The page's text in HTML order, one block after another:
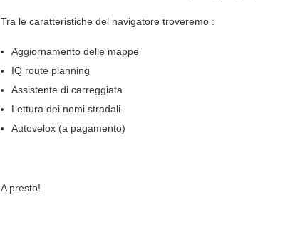
Tra le caratteristiche del navigatore troveremo :
Aggiornamento delle mappe
IQ route planning
Assistente di carreggiata
Lettura dei nomi stradali
Autovelox (a pagamento)
A presto!